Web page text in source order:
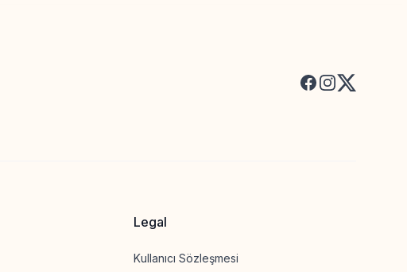
Facebook
Instagram
X
Legal
Kullanıcı Sözleşmesi